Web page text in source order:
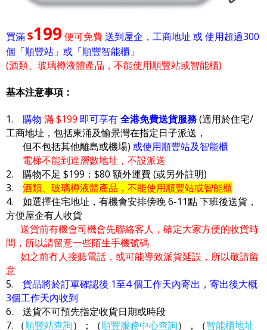
買滿$199 便可免費送到屋企，工商地址 或 使用超過300
個「順豐站」或「順豐智能櫃」
(酒類、玻璃樽液體產品，不能使用順豐站或智能櫃)
基本注意事項：
1. 購物 滿 $199 即可享有全港免費送貨服務(適用於住宅/
工商地址，包括東涌及愉景灣在指定日子派送，
但不包括其他離島或機場) 或使用順豐站及智能櫃
電梯不能到達層數地址，不設派送
2. 購物不足 $199：$80 額外運費 (或另外註明)
3. 酒類、玻璃樽液體產品，不能使用順豐站或智能櫃
4. 如選擇住宅地址，有機會安排傍晚 6-11點 下班後送貨，
方便屋企有人收貨
送貨前有機會司機會先聯絡客人，確定大家方便的收貨時
間，所以請留意一些陌生手機號碼
如之前冇人接聽電話，或可能導致派貨延誤，所以敬請留
意
5. 貨品將於訂單確認後 1至4 個工作天內寄出，寄出後大概
3個工作天內收到
6. 送貨不可預先指定收貨日期或時段
7. （順豐站查詢）；（順豐服務中心查詢），（智能櫃地址